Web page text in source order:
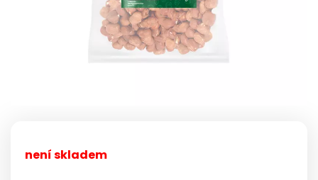
není skladem